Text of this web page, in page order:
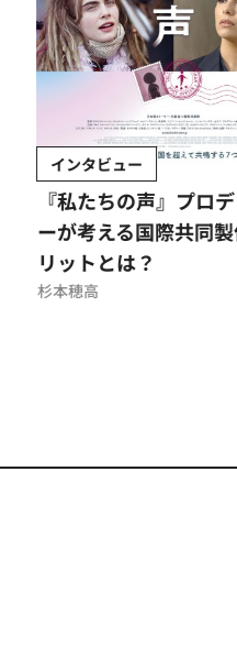
インタビュー
『私たちの声』プロデュ
ーが考える国際共同製作
リットとは？
杉本穂高